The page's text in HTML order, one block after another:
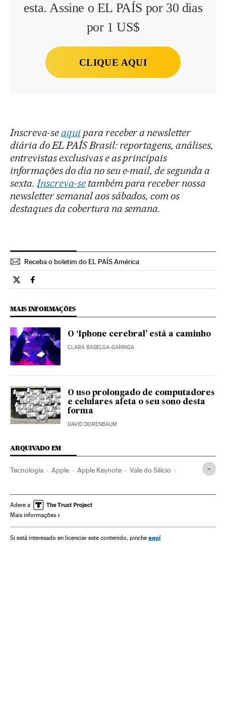
esta. Assine o EL PAÍS por 30 dias
por 1 US$
CLIQUE AQUI
Inscreva-seaquipara receber a newsletter
diária do EL PAÍS Brasil: reportagens, análises,
entrevistas exclusivas e as principais
informações do dia no seu e-mail, de segunda a
sexta.Inscreva-setambém para receber nossa
newsletter semanal aos sábados, com os
destaques da cobertura na semana.
Receba o boletim do EL PAÍS América
Tecnologia El País Brasil en Twitter
Tecnologia El País Brasil en Facebook
MAIS INFORMAÇÕES
O ‘Iphone cerebral’ está a caminho
CLARA BASELGA-GARRIGA
O uso prolongado de computadores
e celulares afeta o seu sono desta
forma
DAVID DORENBAUM
ARQUIVADO EM
Tecnologia Apple Apple Keynote Vale do Silício
iPhone 12 Smartphone
Tecnología personal
Adere a
Mais informações
Si está interesado en licenciar este contenido, pinche aquí